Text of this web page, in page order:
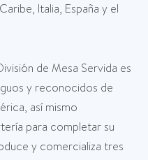
Italia, España y el
de Mesa Servida es
y reconocidos de
así mismo
para completar su
y comercializa tres